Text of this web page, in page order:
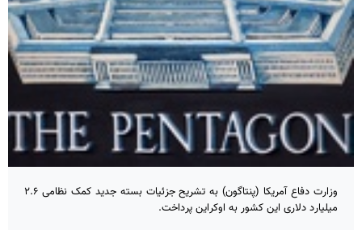
وزارت دفاع آمریکا (پنتاگون) به تشریح جزئیات بسته جدید کمک نظامی ۲.۶
میلیارد دلاری این کشور به اوکراین پرداخت.